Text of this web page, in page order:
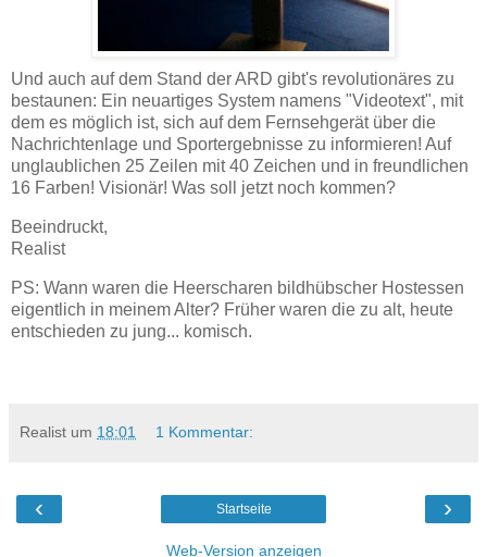
Und auch auf dem Stand der ARD gibt's revolutionäres zu
bestaunen: Ein neuartiges System namens "Videotext", mit
dem es möglich ist, sich auf dem Fernsehgerät über die
Nachrichtenlage und Sportergebnisse zu informieren! Auf
unglaublichen 25 Zeilen mit 40 Zeichen und in freundlichen
16 Farben! Visionär! Was soll jetzt noch kommen?
Beeindruckt,
Realist
PS: Wann waren die Heerscharen bildhübscher Hostessen
eigentlich in meinem Alter? Früher waren die zu alt, heute
entschieden zu jung... komisch.
Realist um 18:01 1 Kommentar:
‹ ›
Startseite
Web-Version anzeigen